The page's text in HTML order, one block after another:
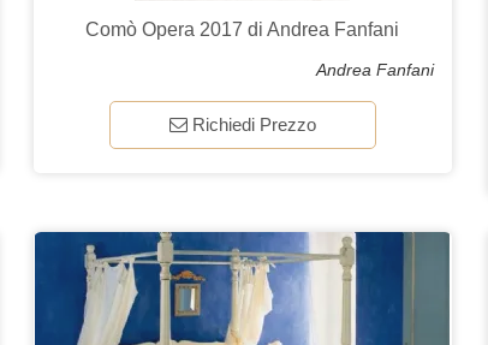
Comò Opera 2017 di Andrea Fanfani
Andrea Fanfani
Richiedi Prezzo